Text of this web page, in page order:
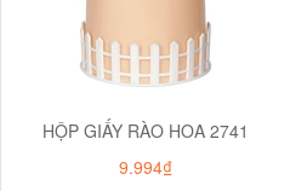
HỘP GIẤY RÀO HOA 2741
9.994₫